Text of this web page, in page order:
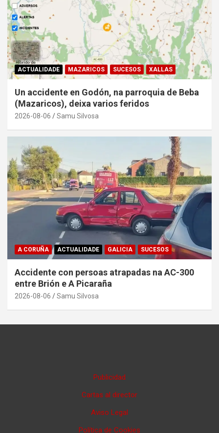
ACTUALIDADE MAZARICOS SUCESOS XALLAS
Un accidente en Godón, na parroquia de Beba
(Mazaricos), deixa varios feridos
2026-08-06 Samu Silvosa
A CORUÑA ACTUALIDADE GALICIA SUCESOS
Accidente con persoas atrapadas na AC-300
entre Brión e A Picaraña
2026-08-06 Samu Silvosa
Publicidad
Cartas al director
Aviso Legal
Política de Cookies